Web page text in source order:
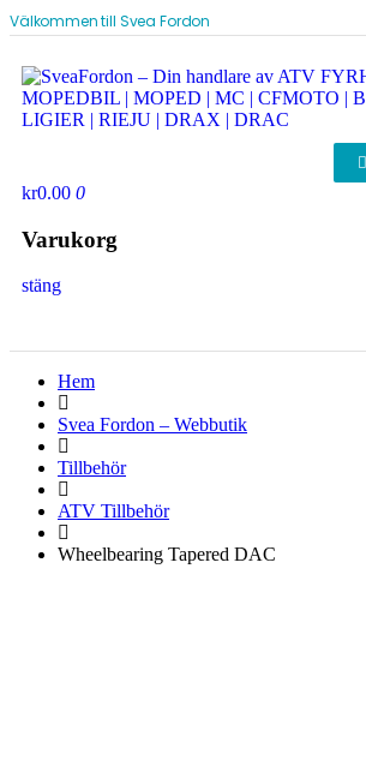
Välkommen till Svea Fordon
kr0.00 0
Varukorg
stäng
Hem
Svea Fordon – Webbutik
Tillbehör
ATV Tillbehör
Wheelbearing Tapered DAC